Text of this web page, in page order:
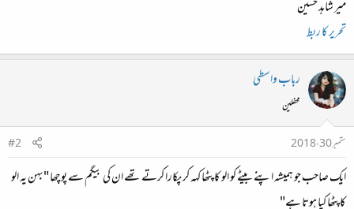
میر شاہد حسین
تحریر کا ربط
رباب واسطی
محفلین
ستمبر 30، 2018
#2
ایک صاحب جو ہمیشہ اپنے بیٹے کو الو کا پٹھا کہہ کر پکارا کرتے تھے ان کی بیگم سے پوچھا "بہن یہ الو
کا پٹھا کیا ہوتا ہے"